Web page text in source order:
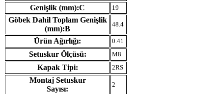
Genişlik (mm):C 19
Göbek Dahil Toplam Genişlik
(mm):B
48.4
Ürün Ağırlığı: 0.41
Setuskur Ölçüsü: M8
Kapak Tipi: 2RS
Montaj Setuskur
Sayısı:
2